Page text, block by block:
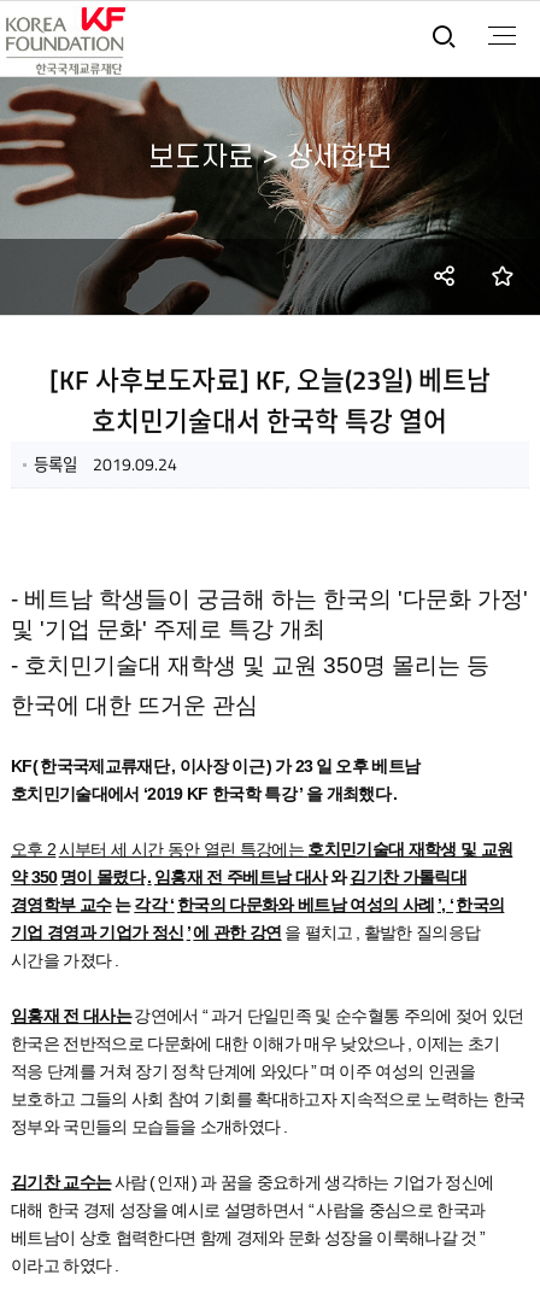
통합
보도자료 > 상세화면
SNS
[KF 사후보도자료] KF, 오늘(23일) 베트남
호치민기술대서 한국학 특강 열어
등록일 2019.09.24
- 베트남 학생들이 궁금해 하는 한국의 '다문화 가정'
및 '기업 문화' 주제로 특강 개최
- 호치민기술대 재학생 및 교원 350명 몰리는 등
한국에 대한 뜨거운 관심
KF(한국국제교류재단, 이사장 이근) 가23 일 오후 베트남
호치민기술대에서 ‘2019 KF 한국학 특강’ 을 개최했다.
오후 2시부터 세 시간 동안 열린 특강에는 호치민기술대 재학생 및 교원
약350 명이 몰렸다. 임홍재 전 주베트남 대사와김기찬 가톨릭대
경영학부 교수 는각각‘ 한국의 다문화와 베트남 여성의 사례 ’, ‘한국의
기업 경영과 기업가 정신 ’에 관한 강연 을 펼치고
활발한 질의응답
시간을 가졌다
임홍재 전 대사는강연에서 “과거 단일민족 및 순수혈통 주의에 젖어 있던
한국은 전반적으로 다문화에 대한 이해가 매우 낮았으나
이제는 초기
적응 단계를 거쳐 장기 정착 단계에 와있다” 며 이주 여성의 인권을
보호하고 그들의 사회 참여 기회를 확대하고자 지속적으로 노력하는 한국
정부와 국민들의 모습들을 소개하였다
김기찬 교수는사람(인재 )과 꿈을 중요하게 생각하는 기업가 정신에
대해 한국 경제 성장을 예시로 설명하면서 “사람을 중심으로 한국과
베트남이 상호 협력한다면 함께 경제와 문화 성장을 이룩해나갈 것 ”
이라고 하였다